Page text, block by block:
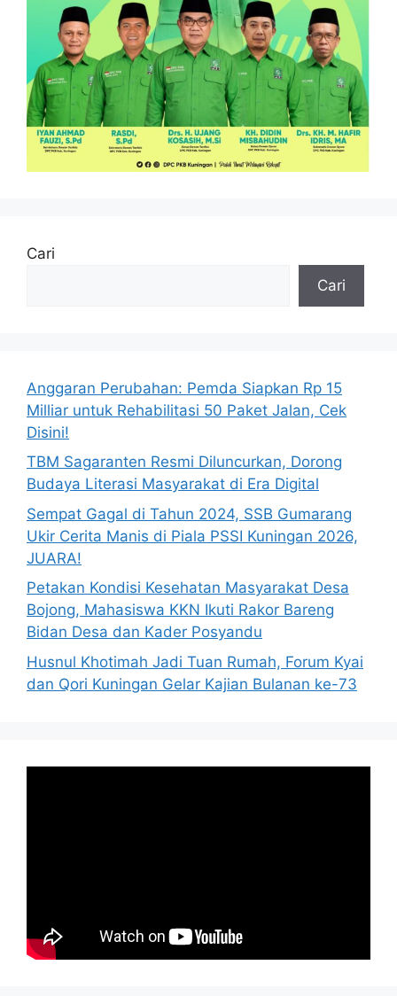
Cari
Cari
Anggaran Perubahan: Pemda Siapkan Rp 15
Milliar untuk Rehabilitasi 50 Paket Jalan, Cek
Disini!
TBM Sagaranten Resmi Diluncurkan, Dorong
Budaya Literasi Masyarakat di Era Digital
Sempat Gagal di Tahun 2024, SSB Gumarang
Ukir Cerita Manis di Piala PSSI Kuningan 2026,
JUARA!
Petakan Kondisi Kesehatan Masyarakat Desa
Bojong, Mahasiswa KKN Ikuti Rakor Bareng
Bidan Desa dan Kader Posyandu
Husnul Khotimah Jadi Tuan Rumah, Forum Kyai
dan Qori Kuningan Gelar Kajian Bulanan ke-73